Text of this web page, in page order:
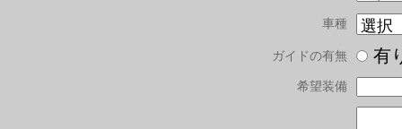
車種
ガイドの有無
希望装備